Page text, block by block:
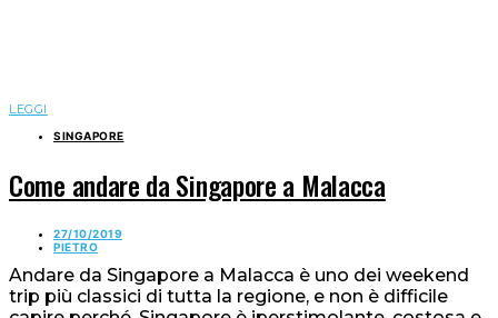
LEGGI
SINGAPORE
Come andare da Singapore a Malacca
27/10/2019
PIETRO
Andare da Singapore a Malacca è uno dei weekend
trip più classici di tutta la regione, e non è difficile